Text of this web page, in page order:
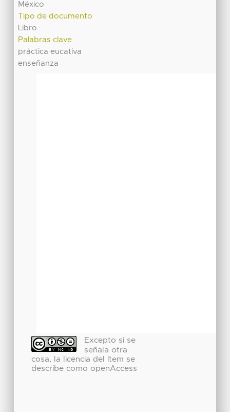
México
Tipo de documento
Libro
Palabras clave
práctica eucativa
enseñanza
Excepto si se
señala otra
cosa, la licencia del ítem se
describe como openAccess